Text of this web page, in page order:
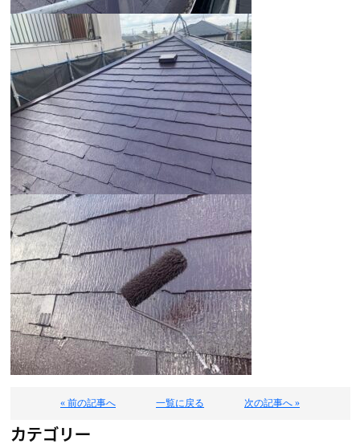
« 前の記事へ 一覧に戻る 次の記事へ »
カテゴリー